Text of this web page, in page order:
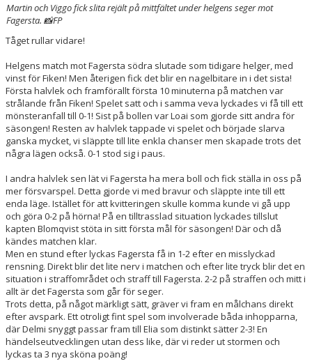
Martin och Viggo fick slita rejält på mittfältet under helgens seger mot
Fagersta. 📸FP
Tåget rullar vidare!
Helgens match mot Fagersta södra slutade som tidigare helger, med
vinst för Fiken! Men återigen fick det blir en nagelbitare in i det sista!
Första halvlek och framförallt första 10 minuterna på matchen var
strålande från Fiken! Spelet satt och i samma veva lyckades vi få till ett
mönsteranfall till 0-1! Sist på bollen var Loai som gjorde sitt andra för
säsongen! Resten av halvlek tappade vi spelet och började slarva
ganska mycket, vi släppte till lite enkla chanser men skapade trots det
några lägen också. 0-1 stod sig i paus.
I andra halvlek sen lät vi Fagersta ha mera boll och fick ställa in oss på
mer försvarspel. Detta gjorde vi med bravur och släppte inte till ett
enda läge. Istället för att kvitteringen skulle komma kunde vi gå upp
och göra 0-2 på hörna! På en tilltrasslad situation lyckades tillslut
kapten Blomqvist stöta in sitt första mål för säsongen! Där och då
kändes matchen klar.
Men en stund efter lyckas Fagersta få in 1-2 efter en misslyckad
rensning. Direkt blir det lite nerv i matchen och efter lite tryck blir det en
situation i straffområdet och straff till Fagersta. 2-2 på straffen och mitt i
allt är det Fagersta som går för seger.
Trots detta, på något märkligt sätt, gräver vi fram en målchans direkt
efter avspark. Ett otroligt fint spel som involverade båda inhopparna,
där Delmi snyggt passar fram till Elia som distinkt sätter 2-3! En
händelseutvecklingen utan dess like, där vi reder ut stormen och
lyckas ta 3 nya sköna poäng!